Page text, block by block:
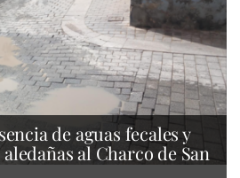
de aguas fecales y
al Charco de San